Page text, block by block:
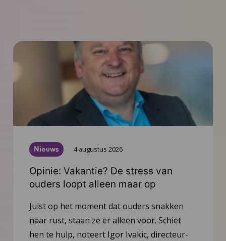
Nieuws 4 augustus 2026
Opinie: Vakantie? De stress van
ouders loopt alleen maar op
Juist op het moment dat ouders snakken
naar rust, staan ze er alleen voor. Schiet
hen te hulp, noteert Igor Ivakic, directeur-